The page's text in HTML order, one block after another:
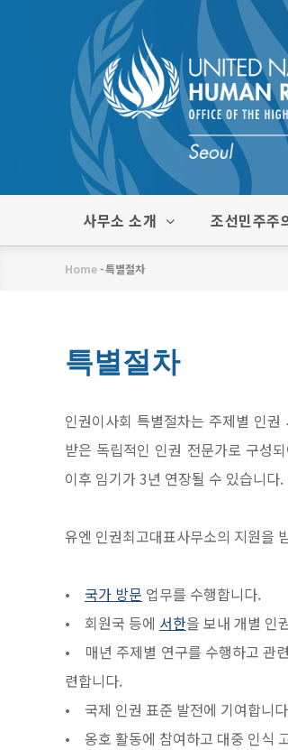
뛰
메
뉴
사무소 소개 조선민주주
경
Home-특별절차
특별절차
인권이사회 특별절차는 주제별 인
받은 독립적인 인권 전문가로 구성
이후 임기가 3년 연장될 수 있습니다.
유엔 인권최고대표사무소의 지원을
• 국가 방문 업무를 수행합니다.
• 회원국 등에 서한을 보내 개별 인
• 매년 주제별 연구를 수행하고 관
련합니다.
• 국제 인권 표준 발전에 기여합니
• 옹호 활동에 참여하고 대중 인식